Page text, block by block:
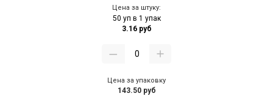
Цена за штуку:
50 уп в 1 упак
3.16 руб
Цена за упаковку
143.50 руб